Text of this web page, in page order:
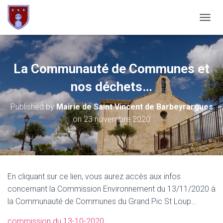
La Communauté de Communes et
nos déchets…
Published byMairie de Saint Vincent de Barbeyrargues
on23 novembre 2020
En cliquant sur ce lien, vous aurez accès aux infos
concernant la Commission Environnement du 13/11/2020 à
la Communauté de Communes du Grand Pic St Loup…